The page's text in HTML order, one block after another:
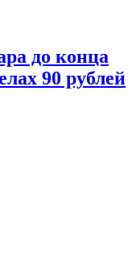
до конца
90 рублей